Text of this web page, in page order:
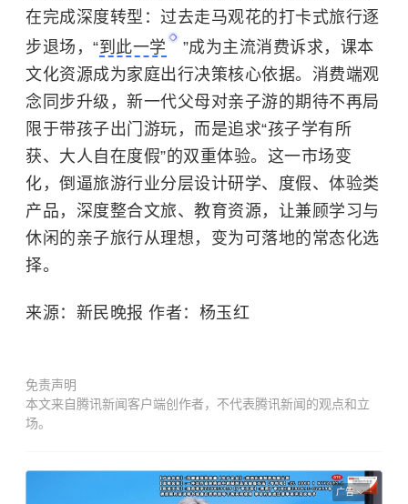
在完成深度转型：过去走马观花的打卡式旅行逐
步退场，“到此一学
”成为主流消费诉求，课本
文化资源成为家庭出行决策核心依据。消费端观
念同步升级，新一代父母对亲子游的期待不再局
限于带孩子出门游玩，而是追求“孩子学有所
获、大人自在度假”的双重体验。这一市场变
化，倒逼旅游行业分层设计研学、度假、体验类
产品，深度整合文旅、教育资源，让兼顾学习与
休闲的亲子旅行从理想，变为可落地的常态化选
择。
来源：新民晚报 作者：杨玉红
免责声明
本文来自腾讯新闻客户端创作者，不代表腾讯新闻的观点和立
场。
广告